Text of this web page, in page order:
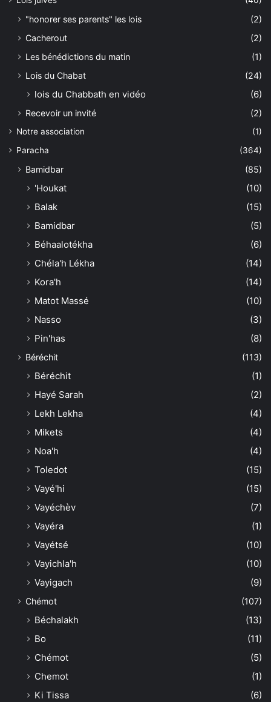
"honorer ses parents" les lois
(2)
Cacherout
(2)
Les bénédictions du matin
(1)
Lois du Chabat
(24)
lois du Chabbath en vidéo (6)
Recevoir un invité (2)
Notre association
(1)
Paracha
(364)
Bamidbar (85)
'Houkat
(10)
Balak
(15)
Bamidbar
(5)
Béhaalotékha
(6)
Chéla'h Lékha
(14)
Kora'h
(14)
Matot Massé
(10)
Nasso
(3)
Pin'has
(8)
Béréchit (113)
Béréchit
(1)
Hayé Sarah
(2)
Lekh Lekha
(4)
Mikets
(4)
Noa'h
(4)
Toledot
(15)
Vayé'hi
(15)
Vayéchèv
(7)
Vayéra
(1)
Vayétsé
(10)
Vayichla'h
(10)
Vayigach
(9)
Chémot (107)
Béchalakh
(13)
Bo
(11)
Chémot
(5)
Chemot
(1)
Ki Tissa
(6)